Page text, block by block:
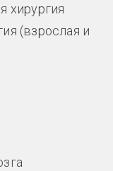
хирургия
(взрослая и